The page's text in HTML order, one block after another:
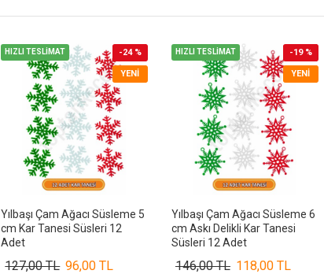
HIZLI TESLİMAT
YENI
-24 %
Yılbaşı Çam Ağacı Süsleme 5
cm Kar Tanesi Süsleri 12
Adet
96,00 TL
127,00 TL
HIZLI TESLİMAT
YENI
-19 %
Yılbaşı Çam Ağacı Süsleme 6
cm Askı Delikli Kar Tanesi
Süsleri 12 Adet
118,00 TL
146,00 TL